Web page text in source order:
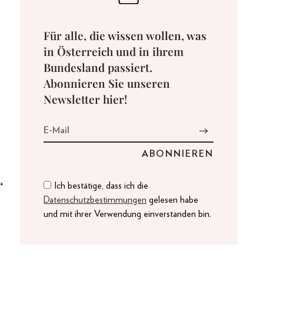
Für alle, die wissen wollen, was
in Österreich und in ihrem
Bundesland passiert.
Abonnieren Sie unseren
Newsletter hier!
Ich bestätige, dass ich die
Datenschutzbestimmungen gelesen habe
und mit ihrer Verwendung einverstanden bin.